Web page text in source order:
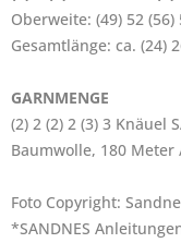
Oberweite: (49) 52 (56)
Gesamtlänge: ca. (24)
GARNMENGE
(2) 2 (2) 2 (3) 3 Knäuel
Baumwolle, 180 Meter
Foto Copyright:
*SANDNES